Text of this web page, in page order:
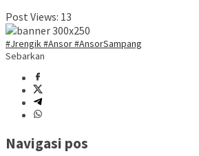
Post Views: 13
#Jrengik #Ansor #AnsorSampang
Sebarkan
Navigasi pos